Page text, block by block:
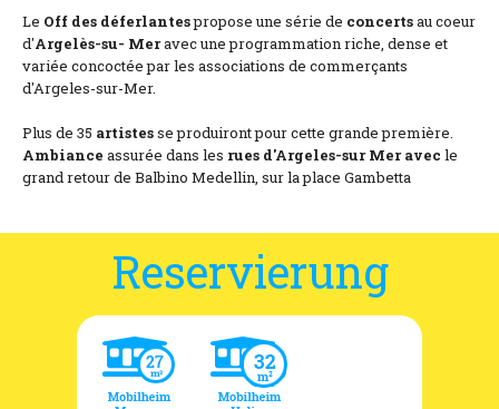
Nachrichten
Mobilheim und Preise
Campingplatz und Preise
Zimmer pro Nacht und Preise
Le Off des déferlantespropose une série de concertsau coeur
d'Argelès-su- Meravec une programmation riche, dense et
variée concoctée par les associations de commerçants
d'Argeles-sur-Mer.
Plus de 35 artistesse produiront pour cette grande première.
Ambiance assurée dans les rues d'Argeles-sur Mer avec le
grand retour de Balbino Medellin, sur la place Gambetta
Reservierung